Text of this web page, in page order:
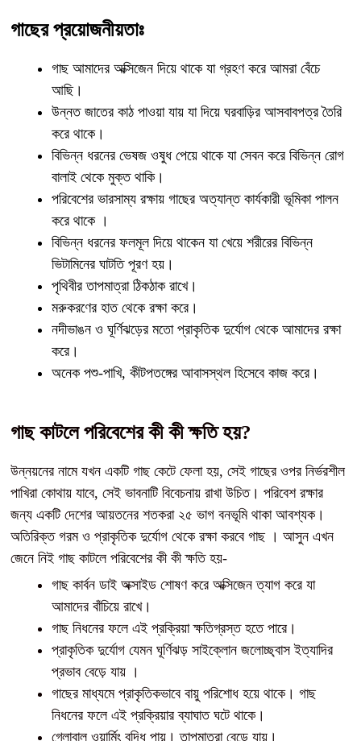
গাছের প্রয়োজনীয়তাঃ
গাছ আমাদের অক্সিজেন দিয়ে থাকে যা গ্রহণ করে আমরা বেঁচে
আছি।
উন্নত জাতের কাঠ পাওয়া যায় যা দিয়ে ঘরবাড়ির আসবাবপত্র তৈরি
করে থাকে।
বিভিন্ন ধরনের ভেষজ ওষুধ পেয়ে থাকে যা সেবন করে বিভিন্ন রোগ
বালাই থেকে মুক্ত থাকি।
পরিবেশের ভারসাম্য রক্ষায় গাছের অত্যান্ত কার্যকারী ভূমিকা পালন
করে থাকে ।
বিভিন্ন ধরনের ফলমূল দিয়ে থাকেন যা খেয়ে শরীরের বিভিন্ন
ভিটামিনের ঘাটতি পূরণ হয়।
পৃথিবীর তাপমাত্রা ঠিকঠাক রাখে।
মরুকরণের হাত থেকে রক্ষা করে।
নদীভাঙন ও ঘূর্ণিঝড়ের মতো প্রাকৃতিক দুর্যোগ থেকে আমাদের রক্ষা
করে।
অনেক পশু-পাখি, কীটপতঙ্গের আবাসস্থল হিসেবে কাজ করে।
গাছ কাটলে পরিবেশের কী কী ক্ষতি হয়?
উন্নয়নের নামে যখন একটি গাছ কেটে ফেলা হয়, সেই গাছের ওপর নির্ভরশীল
পাখিরা কোথায় যাবে, সেই ভাবনাটি বিবেচনায় রাখা উচিত। পরিবেশ রক্ষার
জন্য একটি দেশের আয়তনের শতকরা ২৫ ভাগ বনভূমি থাকা আবশ্যক।
অতিরিক্ত গরম ও প্রাকৃতিক দুর্যোগ থেকে রক্ষা করবে গাছ । আসুন এখন
জেনে নিই গাছ কাটলে পরিবেশের কী কী ক্ষতি হয়-
গাছ কার্বন ডাই অক্সাইড শোষণ করে অক্সিজেন ত্যাগ করে যা
আমাদের বাঁচিয়ে রাখে।
গাছ নিধনের ফলে এই প্রক্রিয়া ক্ষতিগ্রস্ত হতে পারে।
প্রাকৃতিক দুর্যোগ যেমন ঘূর্ণিঝড় সাইক্লোন জলোচ্ছ্বাস ইত্যাদির
প্রভাব বেড়ে যায় ।
গাছের মাধ্যমে প্রাকৃতিকভাবে বায়ু পরিশোধ হয়ে থাকে। গাছ
নিধনের ফলে এই প্রক্রিয়ার ব্যাঘাত ঘটে থাকে।
গ্লোবাল ওয়ার্মিং বৃদ্ধি পায়। তাপমাত্রা বেড়ে যায়।